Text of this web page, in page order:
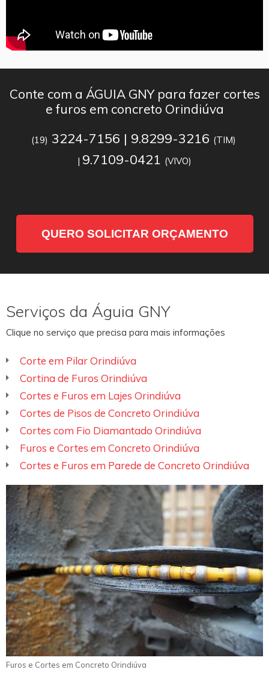
Conte com a ÁGUIA GNY para fazer cortes
e furos em concreto Orindiúva
(19) 3224-7156 | 9.8299-3216 (TIM)
| 9.7109-0421 (VIVO)
QUERO SOLICITAR ORÇAMENTO
Serviços da Águia GNY
Clique no serviço que precisa para mais informações
Corte em Pilar Orindiúva
Cortina de Furos Orindiúva
Cortes e Furos em Lajes Orindiúva
Cortes de Pisos de Concreto Orindiúva
Cortes com Fio Diamantado Orindiúva
Furos e Cortes em Concreto Orindiúva
Cortes e Furos em Parede de Concreto Orindiúva
Furos e Cortes em Concreto Orindiúva